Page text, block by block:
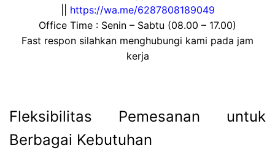
https://wa.me/6287808189049
Office Time : Senin – Sabtu (08.00 – 17.00)
Fast respon silahkan menghubungi kami pada jam
kerja
Fleksibilitas Pemesanan untuk
Berbagai Kebutuhan